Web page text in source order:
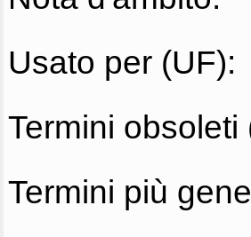
Usato per (UF):
Termini obsoleti
Termini più